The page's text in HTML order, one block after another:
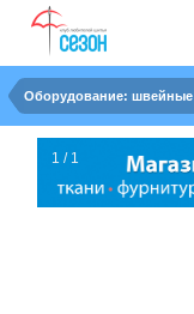
Оборудование:
1 / 1